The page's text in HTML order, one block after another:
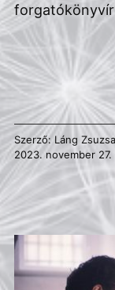
Szerző: Láng Zsuzsa
2023. november